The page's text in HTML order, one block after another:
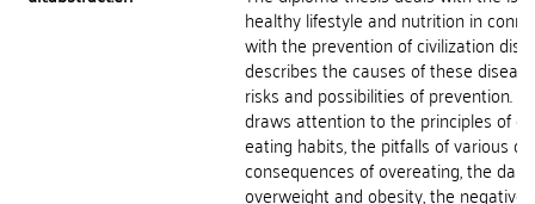
healthy lifestyle and nutrition in
with the prevention of civilization
describes the causes of these
risks and possibilities of prevention. It
draws attention to the principles of
eating habits, the pitfalls of various
consequences of overeating, the
overweight and obesity, the negative